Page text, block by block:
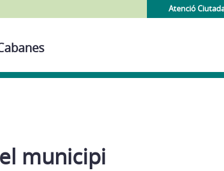
Atenció
municipi